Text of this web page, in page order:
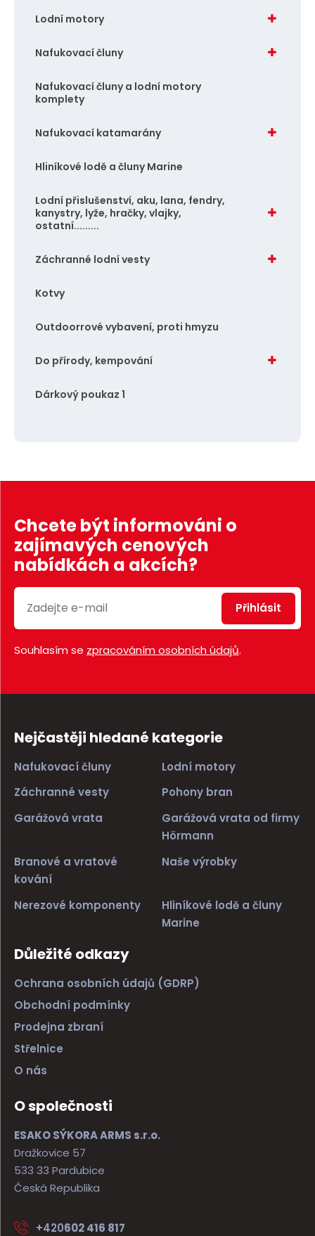
Lodní motory
Nafukovací čluny
Nafukovací čluny a lodní motory
komplety
Nafukovací katamarány
Hliníkové lodě a čluny Marine
Lodní přislušenství, aku, lana, fendry,
kanystry, lyže, hračky, vlajky,
ostatní.........
Záchranné lodní vesty
Kotvy
Outdoorrové vybavení, proti hmyzu
Do přírody, kempování
Dárkový poukaz 1
Chcete být informováni o
zajímavých cenových
nabídkách a akcích?
Přihlásit
Souhlasím se zpracováním osobních údajů.
Nejčastěji hledané kategorie
Nafukovací čluny
Lodní motory
Záchranné vesty
Pohony bran
Garážová vrata
Garážová vrata od firmy
Hörmann
Branové a vratové
kování
Naše výrobky
Nerezové komponenty
Hliníkové lodě a čluny
Marine
Důležité odkazy
Ochrana osobních údajů (GDRP)
Obchodní podmínky
Prodejna zbraní
Střelnice
O nás
O společnosti
ESAKO SÝKORA ARMS s.r.o.
Dražkovice 57
533 33 Pardubice
Česká Republika
+420602 416 817